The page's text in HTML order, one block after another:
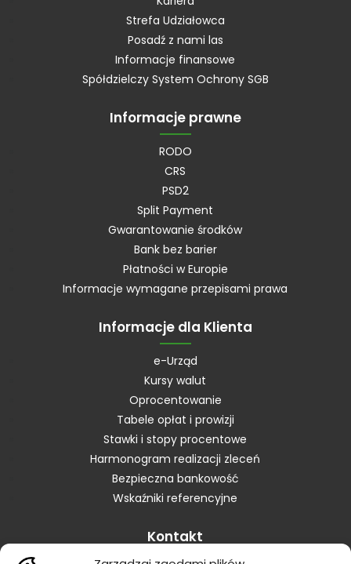
Strefa Udziałowca
Posadź z nami las
Informacje finansowe
Spółdzielczy System Ochrony SGB
Informacje prawne
RODO
CRS
PSD2
Split Payment
Gwarantowanie środków
Bank bez barier
Płatności w Europie
Informacje wymagane przepisami prawa
Informacje dla Klienta
e-Urząd
Kursy walut
Oprocentowanie
Tabele opłat i prowizji
Stawki i stopy procentowe
Harmonogram realizacji zleceń
Bezpieczna bankowość
Wskaźniki referencyjne
Kontakt